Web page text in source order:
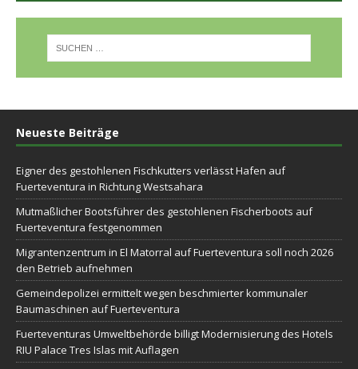
Neueste Beiträge
Eigner des gestohlenen Fischkutters verlässt Hafen auf
Fuerteventura in Richtung Westsahara
Mutmaßlicher Bootsführer des gestohlenen Fischerboots auf
Fuerteventura festgenommen
Migrantenzentrum in El Matorral auf Fuerteventura soll noch 2026
den Betrieb aufnehmen
Gemeindepolizei ermittelt wegen beschmierter kommunaler
Baumaschinen auf Fuerteventura
Fuerteventuras Umweltbehörde billigt Modernisierung des Hotels
RIU Palace Tres Islas mit Auflagen